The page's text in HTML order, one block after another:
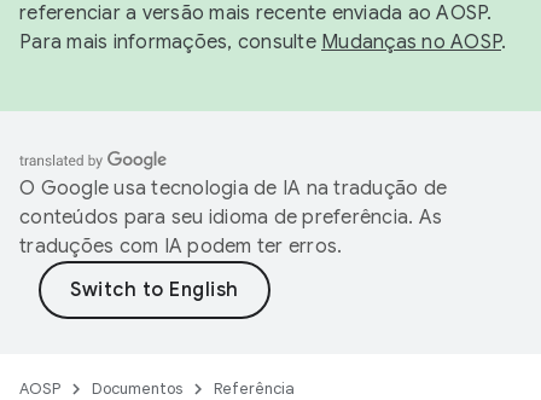
referenciar a versão mais recente enviada ao AOSP.
Para mais informações, consulte Mudanças no AOSP.
O Google usa tecnologia de IA na tradução de
conteúdos para seu idioma de preferência. As
traduções com IA podem ter erros.
AOSP Documentos Referência